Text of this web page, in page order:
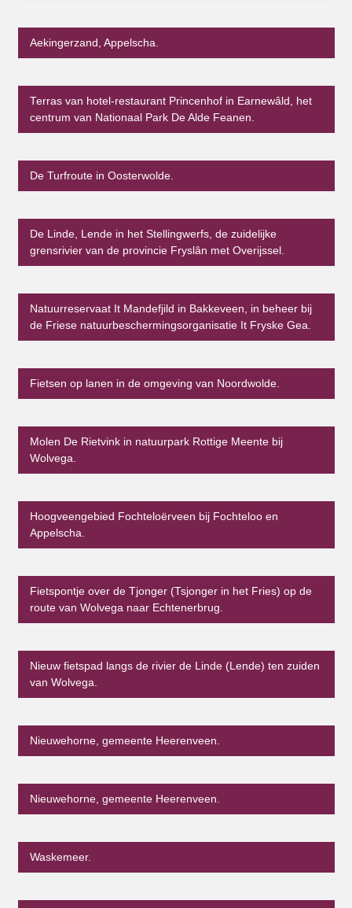
Aekingerzand, Appelscha.
Terras van hotel-restaurant Princenhof in Earnewâld, het
centrum van Nationaal Park De Alde Feanen.
De Turfroute in Oosterwolde.
De Linde, Lende in het Stellingwerfs, de zuidelijke
grensrivier van de provincie Fryslân met Overijssel.
Natuurreservaat It Mandefjild in Bakkeveen, in beheer bij
de Friese natuurbeschermingsorganisatie It Fryske Gea.
Fietsen op lanen in de omgeving van Noordwolde.
Molen De Rietvink in natuurpark Rottige Meente bij
Wolvega.
Hoogveengebied Fochteloërveen bij Fochteloo en
Appelscha.
Fietspontje over de Tjonger (Tsjonger in het Fries) op de
route van Wolvega naar Echtenerbrug.
Nieuw fietspad langs de rivier de Linde (Lende) ten zuiden
van Wolvega.
Nieuwehorne, gemeente Heerenveen.
Nieuwehorne, gemeente Heerenveen.
Waskemeer.